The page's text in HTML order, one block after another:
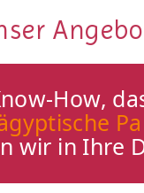
How,
wir in Ihre